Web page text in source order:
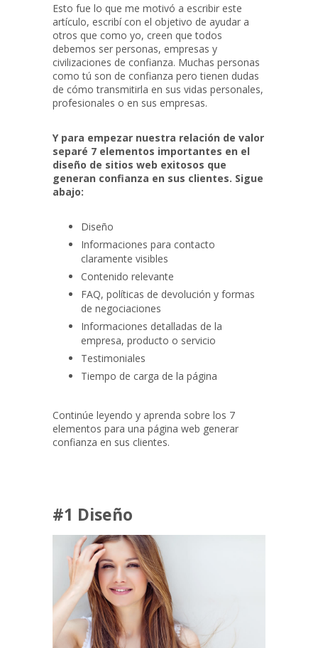
Esto fue lo que me motivó a escribir este
artículo, escribí con el objetivo de ayudar a
otros que como yo, creen que todos
debemos ser personas, empresas y
civilizaciones de confianza. Muchas personas
como tú son de confianza pero tienen dudas
de cómo transmitirla en sus vidas personales,
profesionales o en sus empresas.
Y para empezar nuestra relación de valor
separé 7 elementos importantes en el
diseño de sitios web exitosos que
generan confianza en sus clientes. Sigue
abajo:
Diseño
Informaciones para contacto
claramente visibles
Contenido relevante
FAQ, políticas de devolución y formas
de negociaciones
Informaciones detalladas de la
empresa, producto o servicio
Testimoniales
Tiempo de carga de la página
Continúe leyendo y aprenda sobre los 7
elementos para una página web generar
confianza en sus clientes.
#1 Diseño